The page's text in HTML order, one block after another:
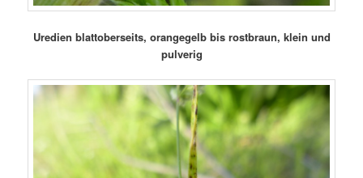
Uredien blattoberseits, orangegelb bis rostbraun, klein und
pulverig